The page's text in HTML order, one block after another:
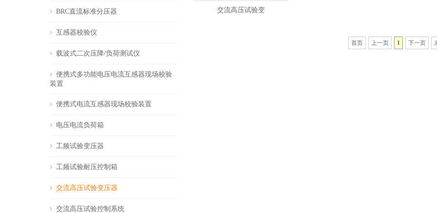
BRC直流标准分压器
互感器校验仪
载波式二次压降/负荷测试仪
便携式多功能电压电流互感器现场校验
装置
便携式电流互感器现场校验装置
电压电流负荷箱
工频试验变压器
工频试验耐压控制箱
交流高压试验变压器
交流高压试验控制系统
交流高压试验变
首页 上一页 1 下一页